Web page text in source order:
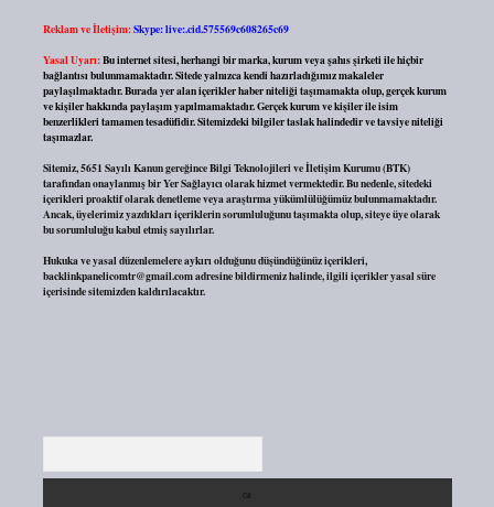
Reklam ve İletişim:Skype: live:.cid.575569c608265c69
Yasal Uyarı:Bu internet sitesi, herhangi bir marka, kurum veya şahıs şirketi ile hiçbir
bağlantısı bulunmamaktadır. Sitede yalnızca kendi hazırladığımız makaleler
paylaşılmaktadır. Burada yer alan içerikler haber niteliği taşımamakta olup, gerçek kurum
ve kişiler hakkında paylaşım yapılmamaktadır. Gerçek kurum ve kişiler ile isim
benzerlikleri tamamen tesadüfidir. Sitemizdeki bilgiler taslak halindedir ve tavsiye niteliği
taşımazlar.
Sitemiz, 5651 Sayılı Kanun gereğince Bilgi Teknolojileri ve İletişim Kurumu (BTK)
tarafından onaylanmış bir Yer Sağlayıcı olarak hizmet vermektedir. Bu nedenle, sitedeki
içerikleri proaktif olarak denetleme veya araştırma yükümlülüğümüz bulunmamaktadır.
Ancak, üyelerimiz yazdıkları içeriklerin sorumluluğunu taşımakta olup, siteye üye olarak
bu sorumluluğu kabul etmiş sayılırlar.
Hukuka ve yasal düzenlemelere aykırı olduğunu düşündüğünüz içerikleri,
backlinkpanelicomtr@gmail.comadresine bildirmeniz halinde, ilgili içerikler yasal süre
içerisinde sitemizden kaldırılacaktır.